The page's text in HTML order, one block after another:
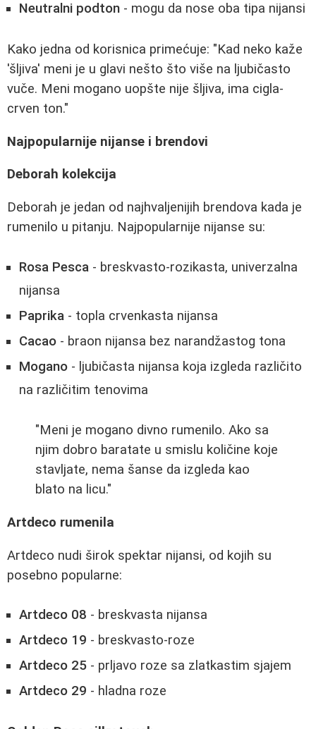
Neutralni podton - mogu da nose oba tipa nijansi
Kako jedna od korisnica primećuje: "Kad neko kaže
'šljiva' meni je u glavi nešto što više na ljubičasto
vuče. Meni mogano uopšte nije šljiva, ima cigla-
crven ton."
Najpopularnije nijanse i brendovi
Deborah kolekcija
Deborah je jedan od najhvaljenijih brendova kada je
rumenilo u pitanju. Najpopularnije nijanse su:
Rosa Pesca - breskvasto-rozikasta, univerzalna
nijansa
Paprika - topla crvenkasta nijansa
Cacao - braon nijansa bez narandžastog tona
Mogano - ljubičasta nijansa koja izgleda različito
na različitim tenovima
"Meni je mogano divno rumenilo. Ako sa
njim dobro baratate u smislu količine koje
stavljate, nema šanse da izgleda kao
blato na licu."
Artdeco rumenila
Artdeco nudi širok spektar nijansi, od kojih su
posebno popularne:
Artdeco 08 - breskvasta nijansa
Artdeco 19 - breskvasto-roze
Artdeco 25 - prljavo roze sa zlatkastim sjajem
Artdeco 29 - hladna roze